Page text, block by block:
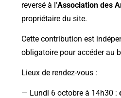
reversé à l’Association des
propriétaire du site.
Cette contribution est
obligatoire pour accéder au
Lieux de rendez-vous :
— Lundi 6 octobre à 14h30 :